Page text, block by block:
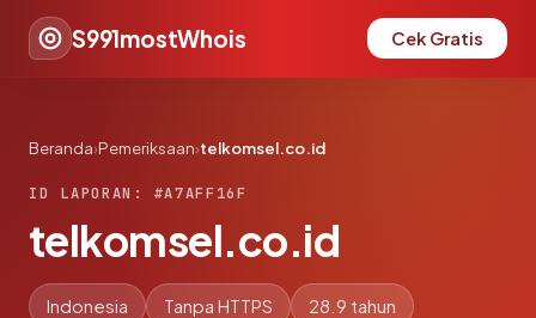
S991mostWhois Cek Gratis
Beranda›Pemeriksaan›telkomsel.co.id
ID LAPORAN: #A7AFF16F
telkomsel.co.id
Indonesia Tanpa HTTPS 28.9 tahun